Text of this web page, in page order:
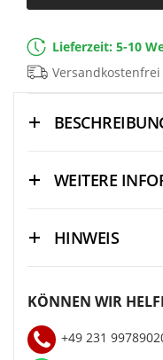
Lieferzeit: 5-10
WEITERE
HINWEIS
KÖNNEN WIR
+49 231